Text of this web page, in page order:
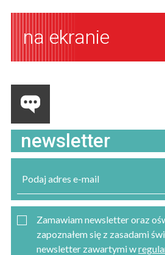
na ekranie
newsletter
Zamawiam newsletter oraz
zapoznałem się z zasadami
newsletter zawartymi w